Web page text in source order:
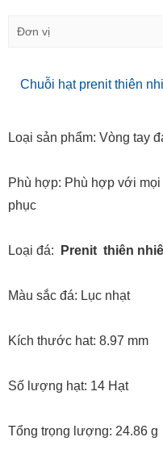
Đơn vị
Chuỗi hạt prenit thiên
Loại sản phẩm: Vòng tay
Phù hợp: Phù hợp với
phục
Loại đá: Prenit thiên
Màu sắc đá: Lục nhạt
Kích thước hat: 8.97 mm
Số lượng hạt: 14 Hạt
Tổng trọng lượng: 24.86 g